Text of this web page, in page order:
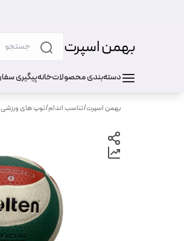
بهمن اسپرت
دسته‌بندی محصولاتخانهپیگیری
بهمن اسپرت/تناسب اندام/توپ های ورزشی